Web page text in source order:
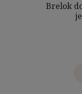
Brelok